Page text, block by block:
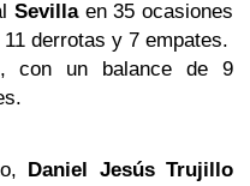
Sevilla en 35 ocasiones
derrotas y 7 empates.
con un balance de 9
Daniel Jesús Trujillo